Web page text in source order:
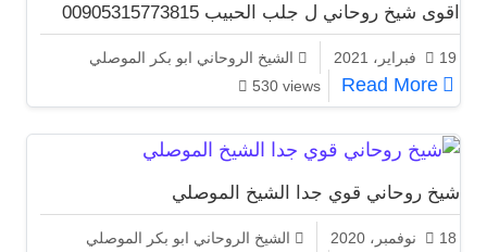
اقوى شيخ روحاني ل جلب الحبيب 00905315773815
19 فبراير، 2021
الشيخ الروحاني ابو بكر الموصلي
530 views
Read More
اقوى شيخ روحاني ل جلب الحبيب 00905315773815
شيخ روحاني قوي جدا الشيخ الموصلي
18 نوفمبر، 2020
الشيخ الروحاني ابو بكر الموصلي